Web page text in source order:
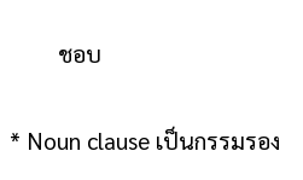
ชอบ
* Noun clause เป็นกรรมรอง